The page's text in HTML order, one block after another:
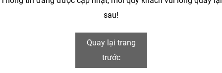
sau!
Quay lại trang
trước